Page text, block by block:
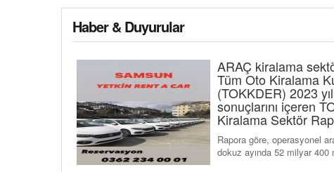
Fiat Linea
Dizel / Manuel
Günlük Fiyat:
Haber & Duyurular
ARAÇ kiralama
Tüm Oto Kiralama
(TOKKDER) 2023
sonuçlarını içeren
Kiralama Sektör
Rapora göre, operasyonel
dokuz ayında 52 milyar